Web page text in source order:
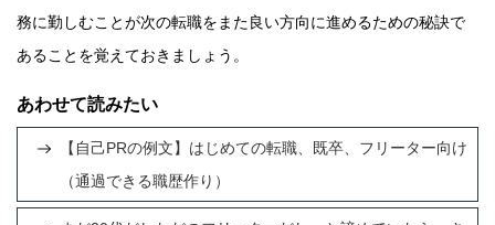
務に勤しむことが次の転職をまた良い方向に進めるための秘訣で
あることを覚えておきましょう。
あわせて読みたい
【自己PRの例文】はじめての転職、既卒、フリーター向け
（通過できる職歴作り）